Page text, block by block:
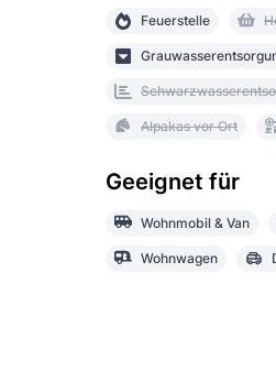
Feuerstelle
Alpakas vor Ort
Geeignet für
Wohnmobil & Van
Wohnwagen